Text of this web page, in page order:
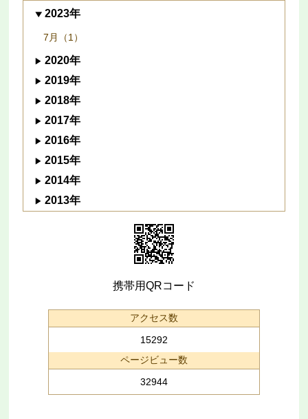
2023年
7月（1）
2020年
2019年
2018年
2017年
2016年
2015年
2014年
2013年
携帯用QRコード
アクセス数
15292
ページビュー数
32944